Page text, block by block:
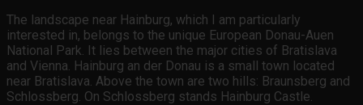
The landscape near Hainburg, which I am particularly
interested in, belongs to the unique European Donau-Auen
National Park. It lies between the major cities of Bratislava
and Vienna. Hainburg an der Donau is a small town located
near Bratislava. Above the town are two hills: Braunsberg and
Schlossberg. On Schlossberg stands Hainburg Castle.